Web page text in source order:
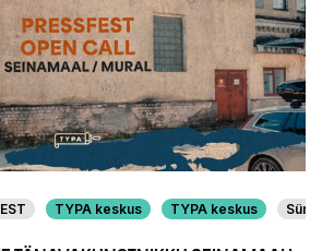
TYPA keskus TYPA keskus